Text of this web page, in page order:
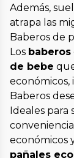
Además,
atrapa las
Baberos de
Los baberos
de bebe
económicos,
Baberos
Ideales para
económicos
pañales